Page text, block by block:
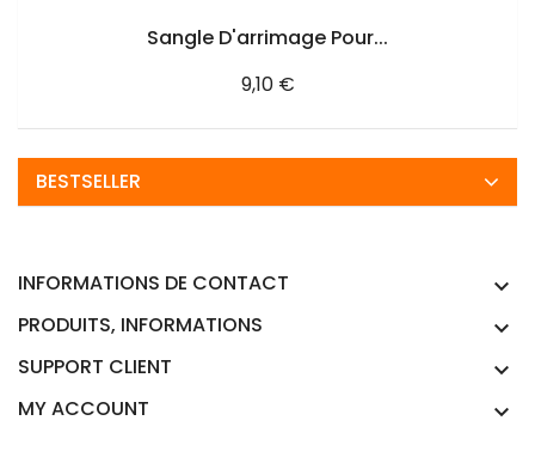
Sangle D'arrimage Pour...
Prix
9,10 €
BESTSELLER
INFORMATIONS DE CONTACT 
PRODUITS, INFORMATIONS 
SUPPORT CLIENT 
MY ACCOUNT 